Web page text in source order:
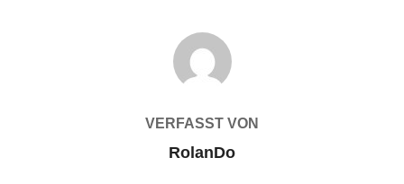
BEITRAGSAUTOR
VERFASST VON
RolanDo